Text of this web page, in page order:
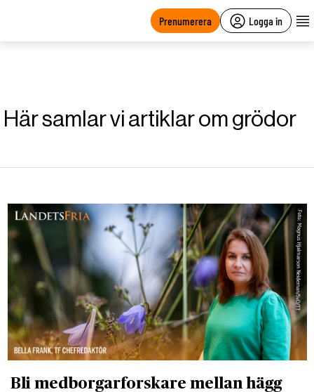
Prenumerera Logga in
Här samlar vi artiklar om grödor
Bli medborgarforskare mellan hägg